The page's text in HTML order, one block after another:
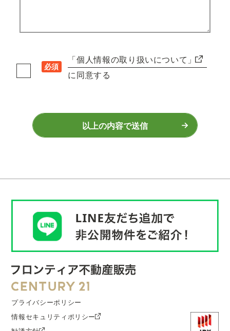
必須
「個人情報の取り扱いについて」
に同意する
以上の内容で送信
プライバシーポリシー
情報セキュリティポリシー